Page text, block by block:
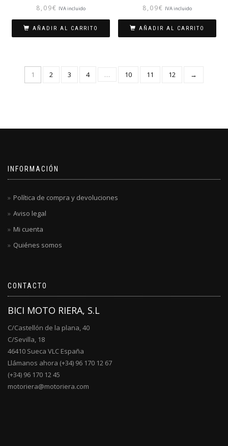
8,09€ IVA incluido
AÑADIR AL CARRITO
8,09€ IVA incluido
AÑADIR AL CARRITO
1 2 3 4 … 10 11 12 →
INFORMACIÓN
Política de compra y devoluciones
Aviso legal
Mi cuenta
Quiénes somos
CONTACTO
BICI MOTO RIERA, S.L
C/Castellón de la plana, 40
C/Sevilla, 18
46410 Sueca VLC España
Llámanos ahora (+34) 96 170 12 67
(+34) 96 170 12 45
motoriera@motoriera.com